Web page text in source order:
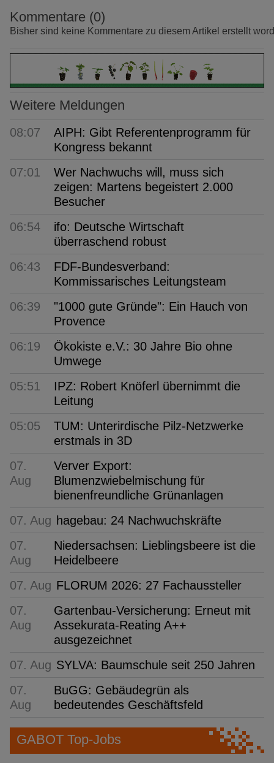
Kommentare (0)
Bisher sind keine Kommentare zu diesem Artikel erstellt
Weitere Meldungen
08:07
AIPH: Gibt Referentenprogramm für
Kongress bekannt
07:01
Wer Nachwuchs will, muss sich
zeigen: Martens begeistert 2.000
Besucher
06:54
ifo: Deutsche Wirtschaft
überraschend robust
06:43
FDF-Bundesverband:
Kommissarisches Leitungsteam
06:39
"1000 gute Gründe": Ein Hauch von
Provence
06:19
Ökokiste e.V.: 30 Jahre Bio ohne
Umwege
05:51
IPZ: Robert Knöferl übernimmt die
Leitung
05:05
TUM: Unterirdische Pilz-Netzwerke
erstmals in 3D
07.
Aug
Verver Export:
Blumenzwiebelmischung für
bienenfreundliche Grünanlagen
07. Aug hagebau: 24 Nachwuchskräfte
07.
Aug
Niedersachsen: Lieblingsbeere ist die
Heidelbeere
07. Aug FLORUM 2026: 27 Fachaussteller
07.
Aug
Gartenbau-Versicherung: Erneut mit
Assekurata-Reating A++
ausgezeichnet
07. Aug SYLVA: Baumschule seit 250 Jahren
07.
Aug
BuGG: Gebäudegrün als
bedeutendes Geschäftsfeld
GABOT Top-Jobs